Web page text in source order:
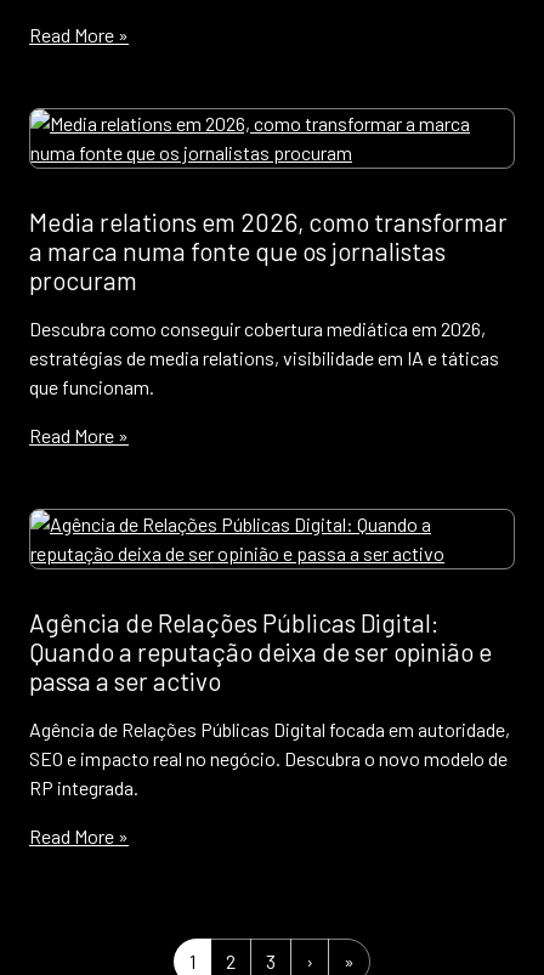
Read More »
Media relations em 2026, como transformar
a marca numa fonte que os jornalistas
procuram
Descubra como conseguir cobertura mediática em 2026,
estratégias de media relations, visibilidade em IA e táticas
que funcionam.
Read More »
Agência de Relações Públicas Digital:
Quando a reputação deixa de ser opinião e
passa a ser activo
Agência de Relações Públicas Digital focada em autoridade,
SEO e impacto real no negócio. Descubra o novo modelo de
RP integrada.
Read More »
Current Page
1 Page
2 Page
3 › »